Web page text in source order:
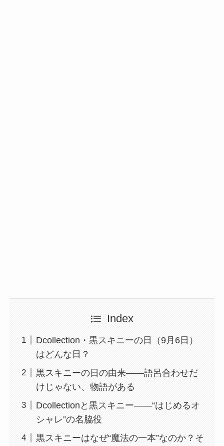
Index
Dcollection・黒スキニーの日（9月6日）
はどんな日？
黒スキニーの日の由来——語呂合わせだ
けじゃない、物語がある
Dcollectionと黒スキニー——“はじめるオ
シャレ”の名脇役
黒スキニーはなぜ“魔法の一本”なのか？そ